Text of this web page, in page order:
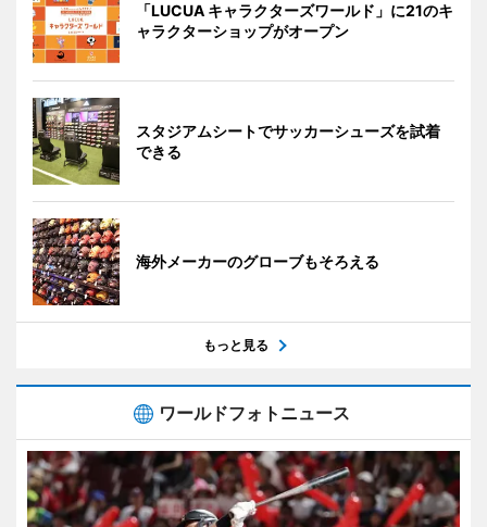
「LUCUA キャラクターズワールド」に21のキ
ャラクターショップがオープン
スタジアムシートでサッカーシューズを試着
できる
海外メーカーのグローブもそろえる
もっと見る
ワールドフォトニュース